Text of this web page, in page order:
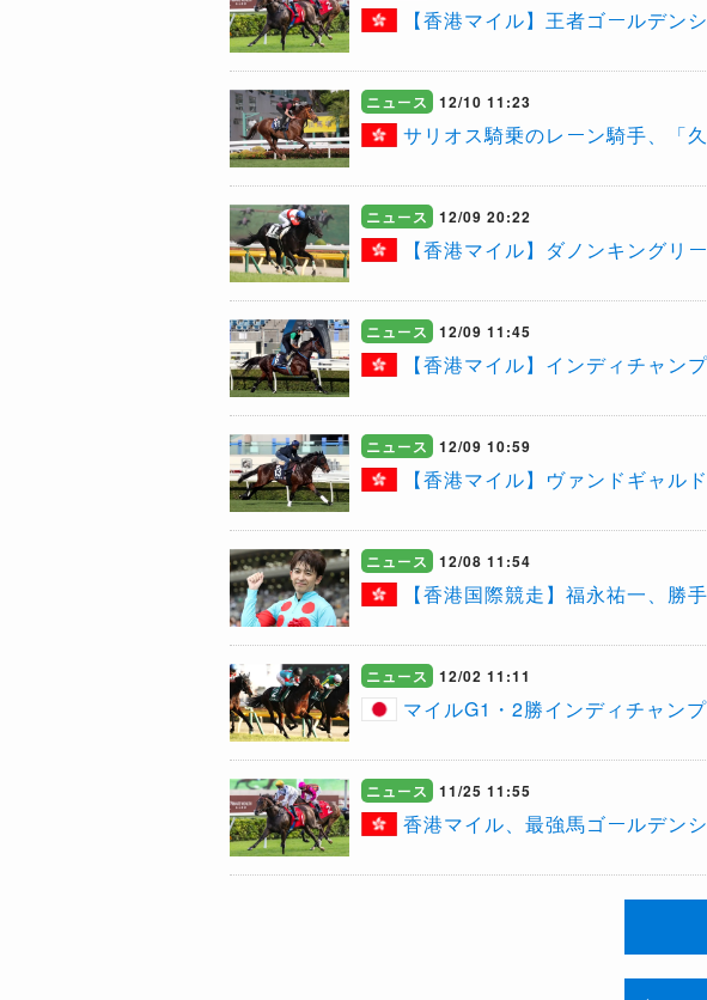
【香港マイル】王者ゴールデン
ニュース 12/10 11:23
サリオス騎乗のレーン騎手、「
ニュース 12/09 20:22
【香港マイル】ダノンキングリ
ニュース 12/09 11:45
【香港マイル】インディチャ
ニュース 12/09 10:59
【香港マイル】ヴァンドギャル
ニュース 12/08 11:54
【香港国際競走】福永祐一、勝
ニュース 12/02 11:11
マイルG1・2勝インディチャン
ニュース 11/25 11:55
香港マイル、最強馬ゴールデン